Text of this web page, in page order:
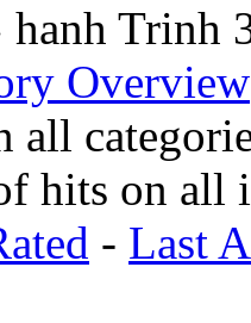
hanh Trinh
Overview
all
hits on all
- Last